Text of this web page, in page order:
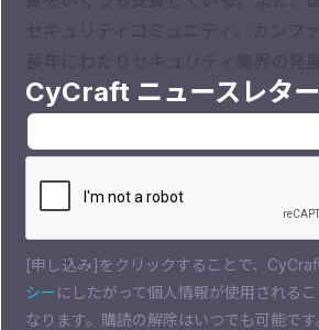
CyCraft ニュースレタ
[申し込み]をクリックすることで、
シー にしたがって個人情報が使用される
なります。購読の解除はいつでも可能です